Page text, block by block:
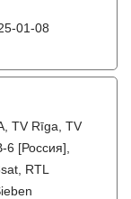
01-08
TV Rīga, TV
[Россия],
RTL